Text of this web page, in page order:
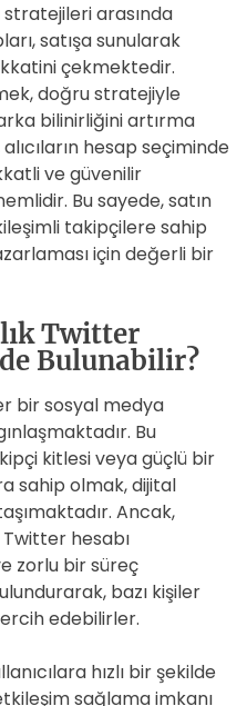
arasında
satışa sunularak
çekmektedir.
doğru stratejiyle
bilinirliğini artırma
hesap seçiminde
ve güvenilir
Bu sayede, satın
takipçilere sahip
için değerli bir
Twitter
Bulunabilir?
bir sosyal medya
Bu
kitlesi veya güçlü bir
sahip olmak, dijital
Ancak,
hesabı
zorlu bir süreç
bazı kişiler
edebilirler.
hızlı bir şekilde
sağlama imkanı